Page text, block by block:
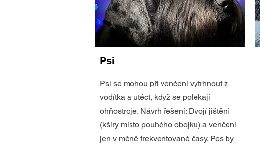
Psi
Psi se mohou při venčení vytrhnout z
vodítka a utéct, když se polekají
ohňostroje. Návrh řešení: Dvojí jištění
(kšíry místo pouhého obojku) a venčení
jen v méně frekventované časy. Pes by